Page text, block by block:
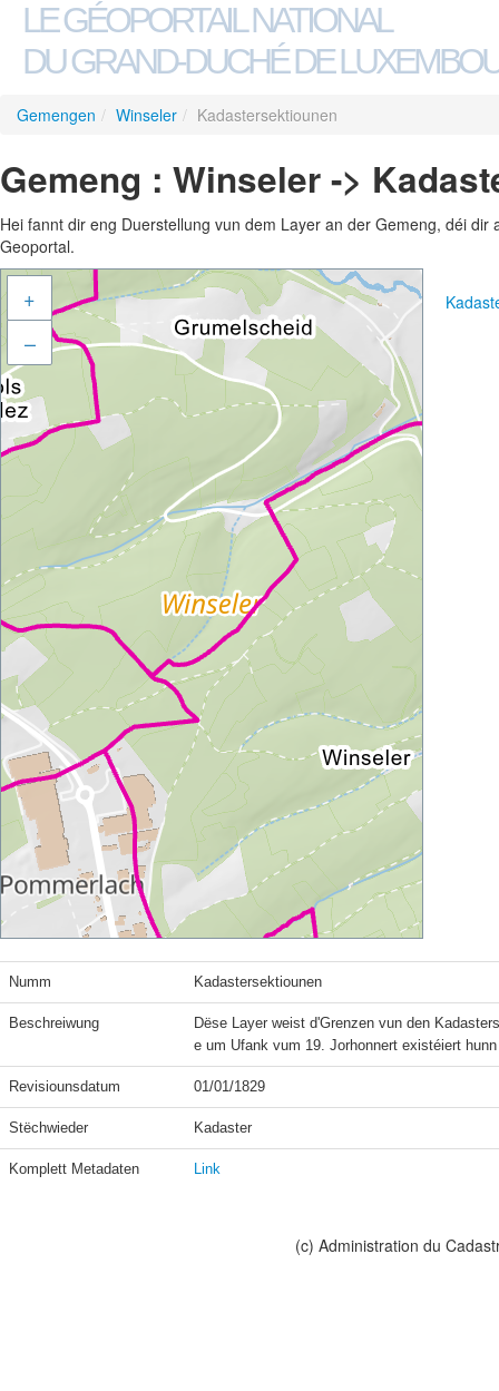
LE GÉOPORTAIL NATIONAL
DU GRAND-DUCHÉ DE
Gemengen / Winseler / Kadastersektiounen
Gemeng : Winseler ->
Hei fannt dir eng Duerstellung vun dem Layer an der Gemeng, déi
Geoportal.
+
–
Numm Kadastersektiounen
Beschreiwung
Dëse Layer weist d'Grenzen vun den
e um Ufank vum 19. Jorhonnert existéiert
Revisiounsdatum 01/01/1829
Stëchwieder Kadaster
Komplett Metadaten Link
(c) Administration du